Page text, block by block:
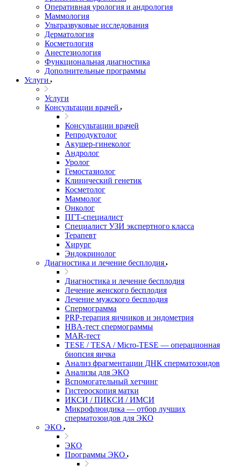
Оперативная урология и андрология
Маммология
Ультразвуковые исследования
Дерматология
Косметология
Анестезиология
Функциональная диагностика
Дополнительные программы
Услуги
Услуги
Консультации врачей
Консультации врачей
Репродуктолог
Акушер-гинеколог
Андролог
Уролог
Гемостазиолог
Клинический генетик
Косметолог
Маммолог
Онколог
ПГТ-специалист
Специалист УЗИ экспертного класса
Терапевт
Хирург
Эндокринолог
Диагностика и лечение бесплодия
Диагностика и лечение бесплодия
Лечение женского бесплодия
Лечение мужского бесплодия
Спермограмма
PRP-терапия яичников и эндометрия
HBA-тест спермограммы
MAR-тест
TESE / TESA / Micro-TESE — операционная
биопсия яичка
Анализ фрагментации ДНК сперматозоидов
Анализы для ЭКО
Вспомогательный хетчинг
Гистероскопия матки
ИКСИ / ПИКСИ / ИМСИ
Микрофлюидика — отбор лучших
сперматозоидов для ЭКО
ЭКО
ЭКО
Программы ЭКО